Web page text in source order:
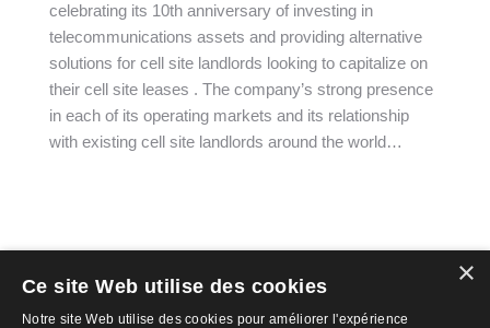
celebrating its 10th anniversary of investing in
telecommunications assets and providing alternative
solutions for cell site landlords looking to capitalize on
their cell site leases . The company’s strong presence
in each of its operating markets and its relationship
with existing cell site landlords around the world…
© 2026, APWireless Investments ULC
Politique de confidentialité
Votre Nom *
Téléphone
Votre email ×
Ce site Web utilise des cookies
Notre site Web utilise des cookies pour améliorer l'expérience